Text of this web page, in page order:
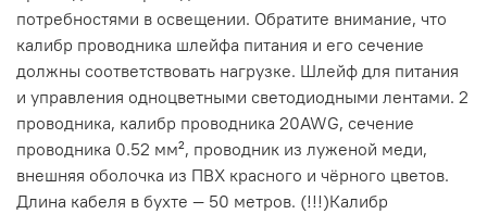
потребностями в освещении. Обратите внимание, что
калибр проводника шлейфа питания и его сечение
должны соответствовать нагрузке. Шлейф для питания
и управления одноцветными светодиодными лентами. 2
проводника, калибр проводника 20AWG, сечение
проводника 0.52 мм², проводник из луженой меди,
внешняя оболочка из ПВХ красного и чёрного цветов.
Длина кабеля в бухте — 50 метров. (!!!)Калибр